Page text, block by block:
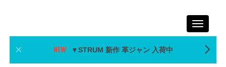
Toggle
▼STRUM 新作 革ジャン 入荷中